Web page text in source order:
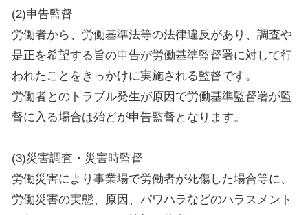
(2)申告監督
労働者から、労働基準法等の法律違反があり、調査や
是正を希望する旨の申告が労働基準監督署に対して行
われたことをきっかけに実施される監督です。
労働者とのトラブル発生が原因で労働基準監督署が監
督に入る場合は殆どが申告監督となります。
(3)災害調査・災害時監督
労働災害により事業場で労働者が死傷した場合等に、
労働災害の実態、原因、パワハラなどのハラスメント